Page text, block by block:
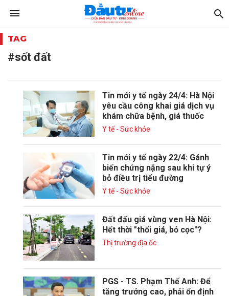
TAG
#sốt đất
Tin mới y tế ngày 24/4: Hà Nội
yêu cầu công khai giá dịch vụ
khám chữa bệnh, giá thuốc
Y tế - Sức khỏe
Tin mới y tế ngày 22/4: Gánh
biến chứng nặng sau khi tự ý
bỏ điều trị tiểu đường
Y tế - Sức khỏe
Đất đấu giá vùng ven Hà Nội:
Hết thời "thổi giá, bỏ cọc"?
Thị trường địa ốc
PGS - TS. Phạm Thế Anh: Để
tăng trưởng cao, phải ổn định